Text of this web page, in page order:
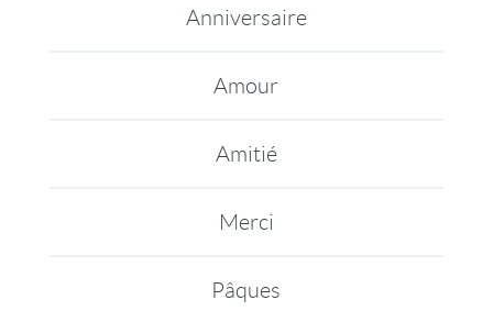
Anniversaire
Amour
Amitié
Merci
Pâques